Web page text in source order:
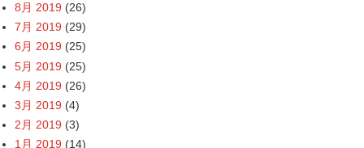
8月 2019 (26)
7月 2019 (29)
6月 2019 (25)
5月 2019 (25)
4月 2019 (26)
3月 2019 (4)
2月 2019 (3)
1月 2019 (14)